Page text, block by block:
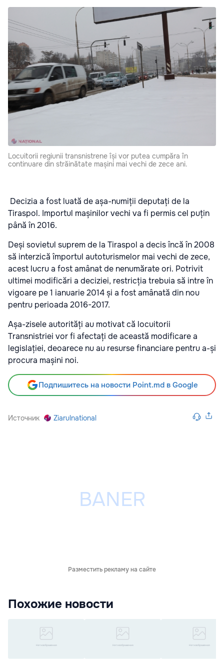
Locuitorii regiunii transnistrene își vor putea cumpăra în
continuare din străinătate mașini mai vechi de zece ani.
Decizia a fost luată de așa-numiții deputați de la
Tiraspol. Importul mașinilor vechi va fi permis cel puțin
până în 2016.
Deși sovietul suprem de la Tiraspol a decis încă în 2008
să interzică împortul autoturismelor mai vechi de zece,
acest lucru a fost amânat de nenumărate ori. Potrivit
ultimei modificări a deciziei, restricția trebuia să intre în
vigoare pe 1 ianuarie 2014 și a fost amânată din nou
pentru perioada 2016-2017.
Așa-zisele autorități au motivat că locuitorii
Transnistriei vor fi afectați de această modificare a
legislației, deoarece nu au resurse financiare pentru a-și
procura mașini noi.
Подпишитесь на новости Point.md в Google
Источник Ziarulnational
Разместить рекламу на сайте
Похожие новости